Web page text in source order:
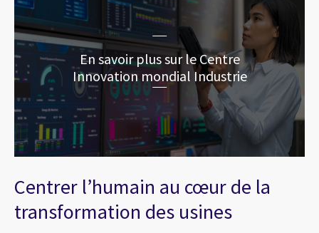
Centrer l’humain au cœur de la
transformation des usines
En savoir plus sur le Centre
Innovation mondial Industrie